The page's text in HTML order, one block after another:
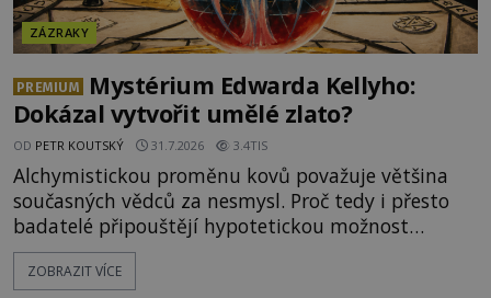
ZÁZRAKY
PREMIUM
Mystérium Edwarda Kellyho:
Dokázal vytvořit umělé zlato?
OD PETR KOUTSKÝ 31.7.2026 3.4TIS
Alchymistickou proměnu kovů považuje většina
současných vědců za nesmysl. Proč tedy i přesto
badatelé připouštějí hypotetickou možnost
transmutace? Mohl její podstatu odhalit anglický
alchymista, vědec a dobrodruh Edward Kelly?
ZOBRAZIT VÍCE